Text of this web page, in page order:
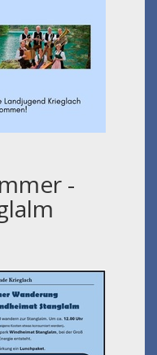
-